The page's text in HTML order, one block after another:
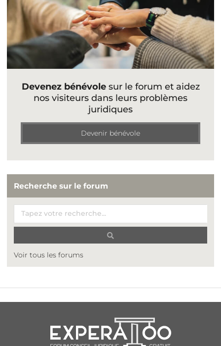
Devenez bénévolesur le forum et aidez
nos visiteurs dans leurs problèmes
juridiques
Devenir bénévole
Recherche sur le forum
Voir tous les forums